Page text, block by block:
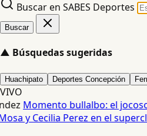
Buscar en SABES Deportes
Buscar
▲ Búsquedas sugeridas
Huachipato Deportes Concepción
VIVO
Momento bullalbo: el
y Cecilia Perez en el